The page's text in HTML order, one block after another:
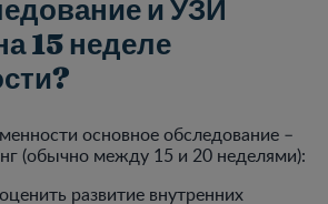
и УЗИ
15 неделе
основное обследование –
(обычно между 15 и 20 неделями):
развитие внутренних